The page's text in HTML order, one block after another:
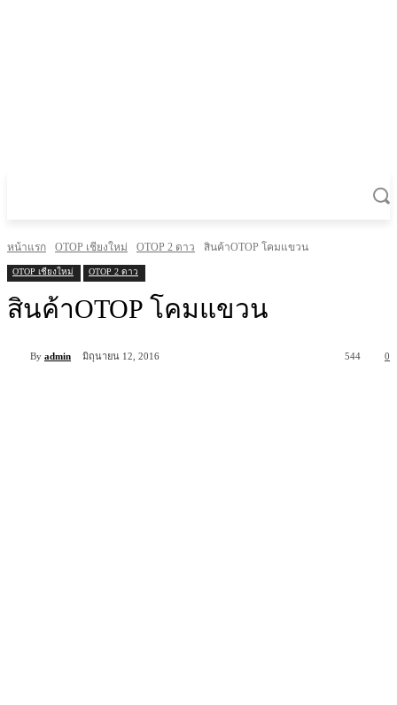
หน้าแรก OTOP เชียงใหม่ OTOP 2 ดาว สินค้าOTOP โคมแขวน
OTOP เชียงใหม่ OTOP 2 ดาว
สินค้าOTOP โคมแขวน
By admin มิถุนายน 12, 2016 0
544